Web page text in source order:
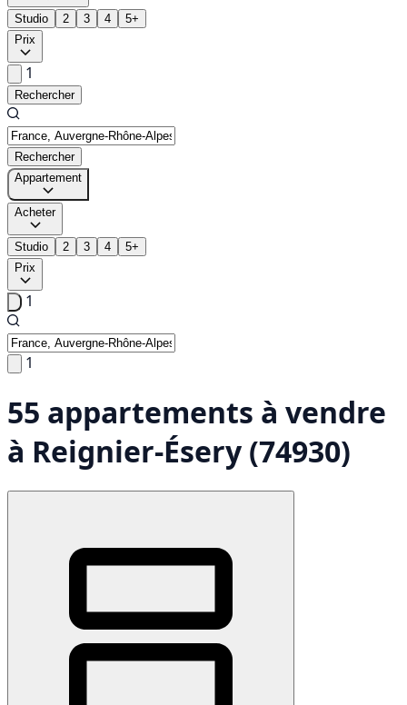
Studio 2 3 4
5+
Prix
1
Rechercher
Rechercher
Appartement
Acheter
Studio 2 3 4
5+
Prix
1
1
55 appartements à vendre
à Reignier-Ésery (74930)